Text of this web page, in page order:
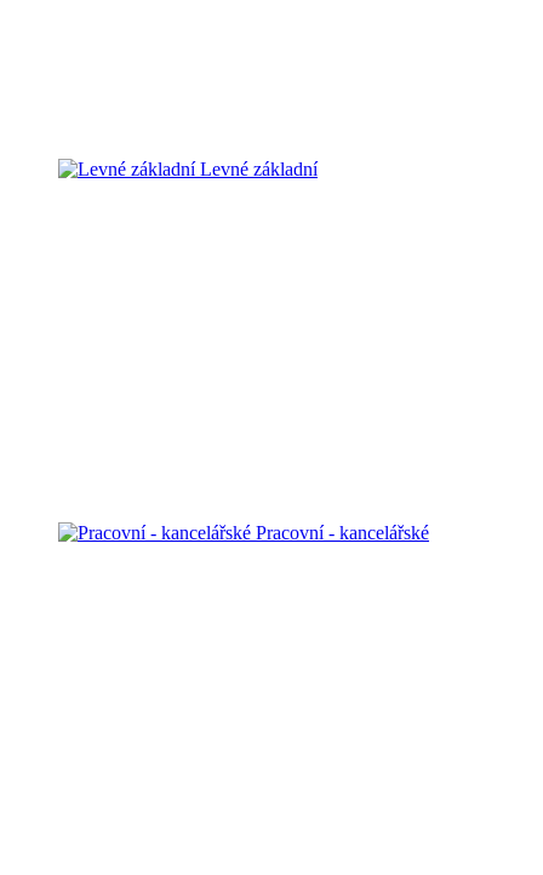
Levné základní
Pracovní - kancelářské